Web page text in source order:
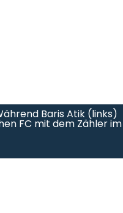
Baris Atik (links)
FC mit dem Zähler im